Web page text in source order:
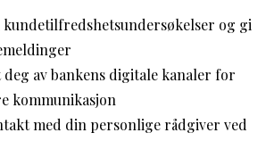
kundetilfredshetsundersøkelser og gi
deg av bankens digitale kanaler for
kommunikasjon
med din personlige rådgiver ved